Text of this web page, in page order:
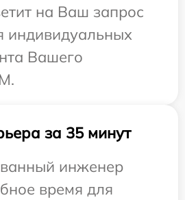
на Ваш запрос
индивидуальных
Вашего
за 35 минут
инженер
время для